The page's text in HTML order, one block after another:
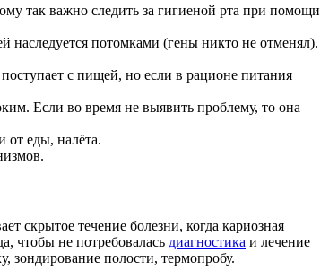
так важно следить за гигиеной рта при помощи
наследуется потомками (гены никто не отменял).
с пищей, но если в рационе питания
Если во время не выявить проблему, то она
от еды, налёта.
скрытое течение болезни, когда кариозная
чтобы не потребовалась диагностика и лечение
зондирование полости, термопробу.